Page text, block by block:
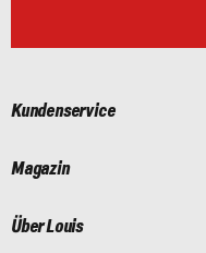
Kundenservice
Magazin
Über Louis